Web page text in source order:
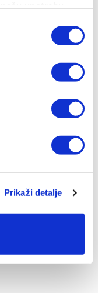
Prikaži detalje